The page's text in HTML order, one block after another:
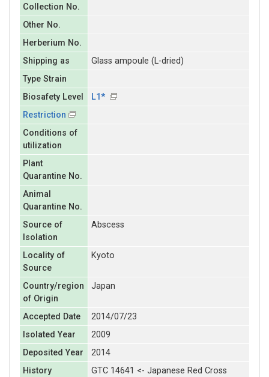
Collection No.
Other No.
Herberium No.
Shipping as
Glass ampoule (L-dried)
Type Strain
Biosafety Level
L1*
Restriction
Conditions of
utilization
Plant
Quarantine No.
Animal
Quarantine No.
Source of
Isolation
Abscess
Locality of
Source
Kyoto
Country/region
of Origin
Japan
Accepted Date
2014/07/23
Isolated Year
2009
Deposited Year
2014
History
GTC 14641 <- Japanese Red Cross